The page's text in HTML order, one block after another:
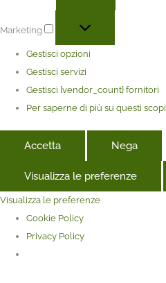
Marketing
Gestisci opzioni
Gestisci servizi
Gestisci {vendor_count} fornitori
Per saperne di più su questi scopi
Accetta Nega
Visualizza le preferenze
Visualizza le preferenze
Cookie Policy
Privacy Policy